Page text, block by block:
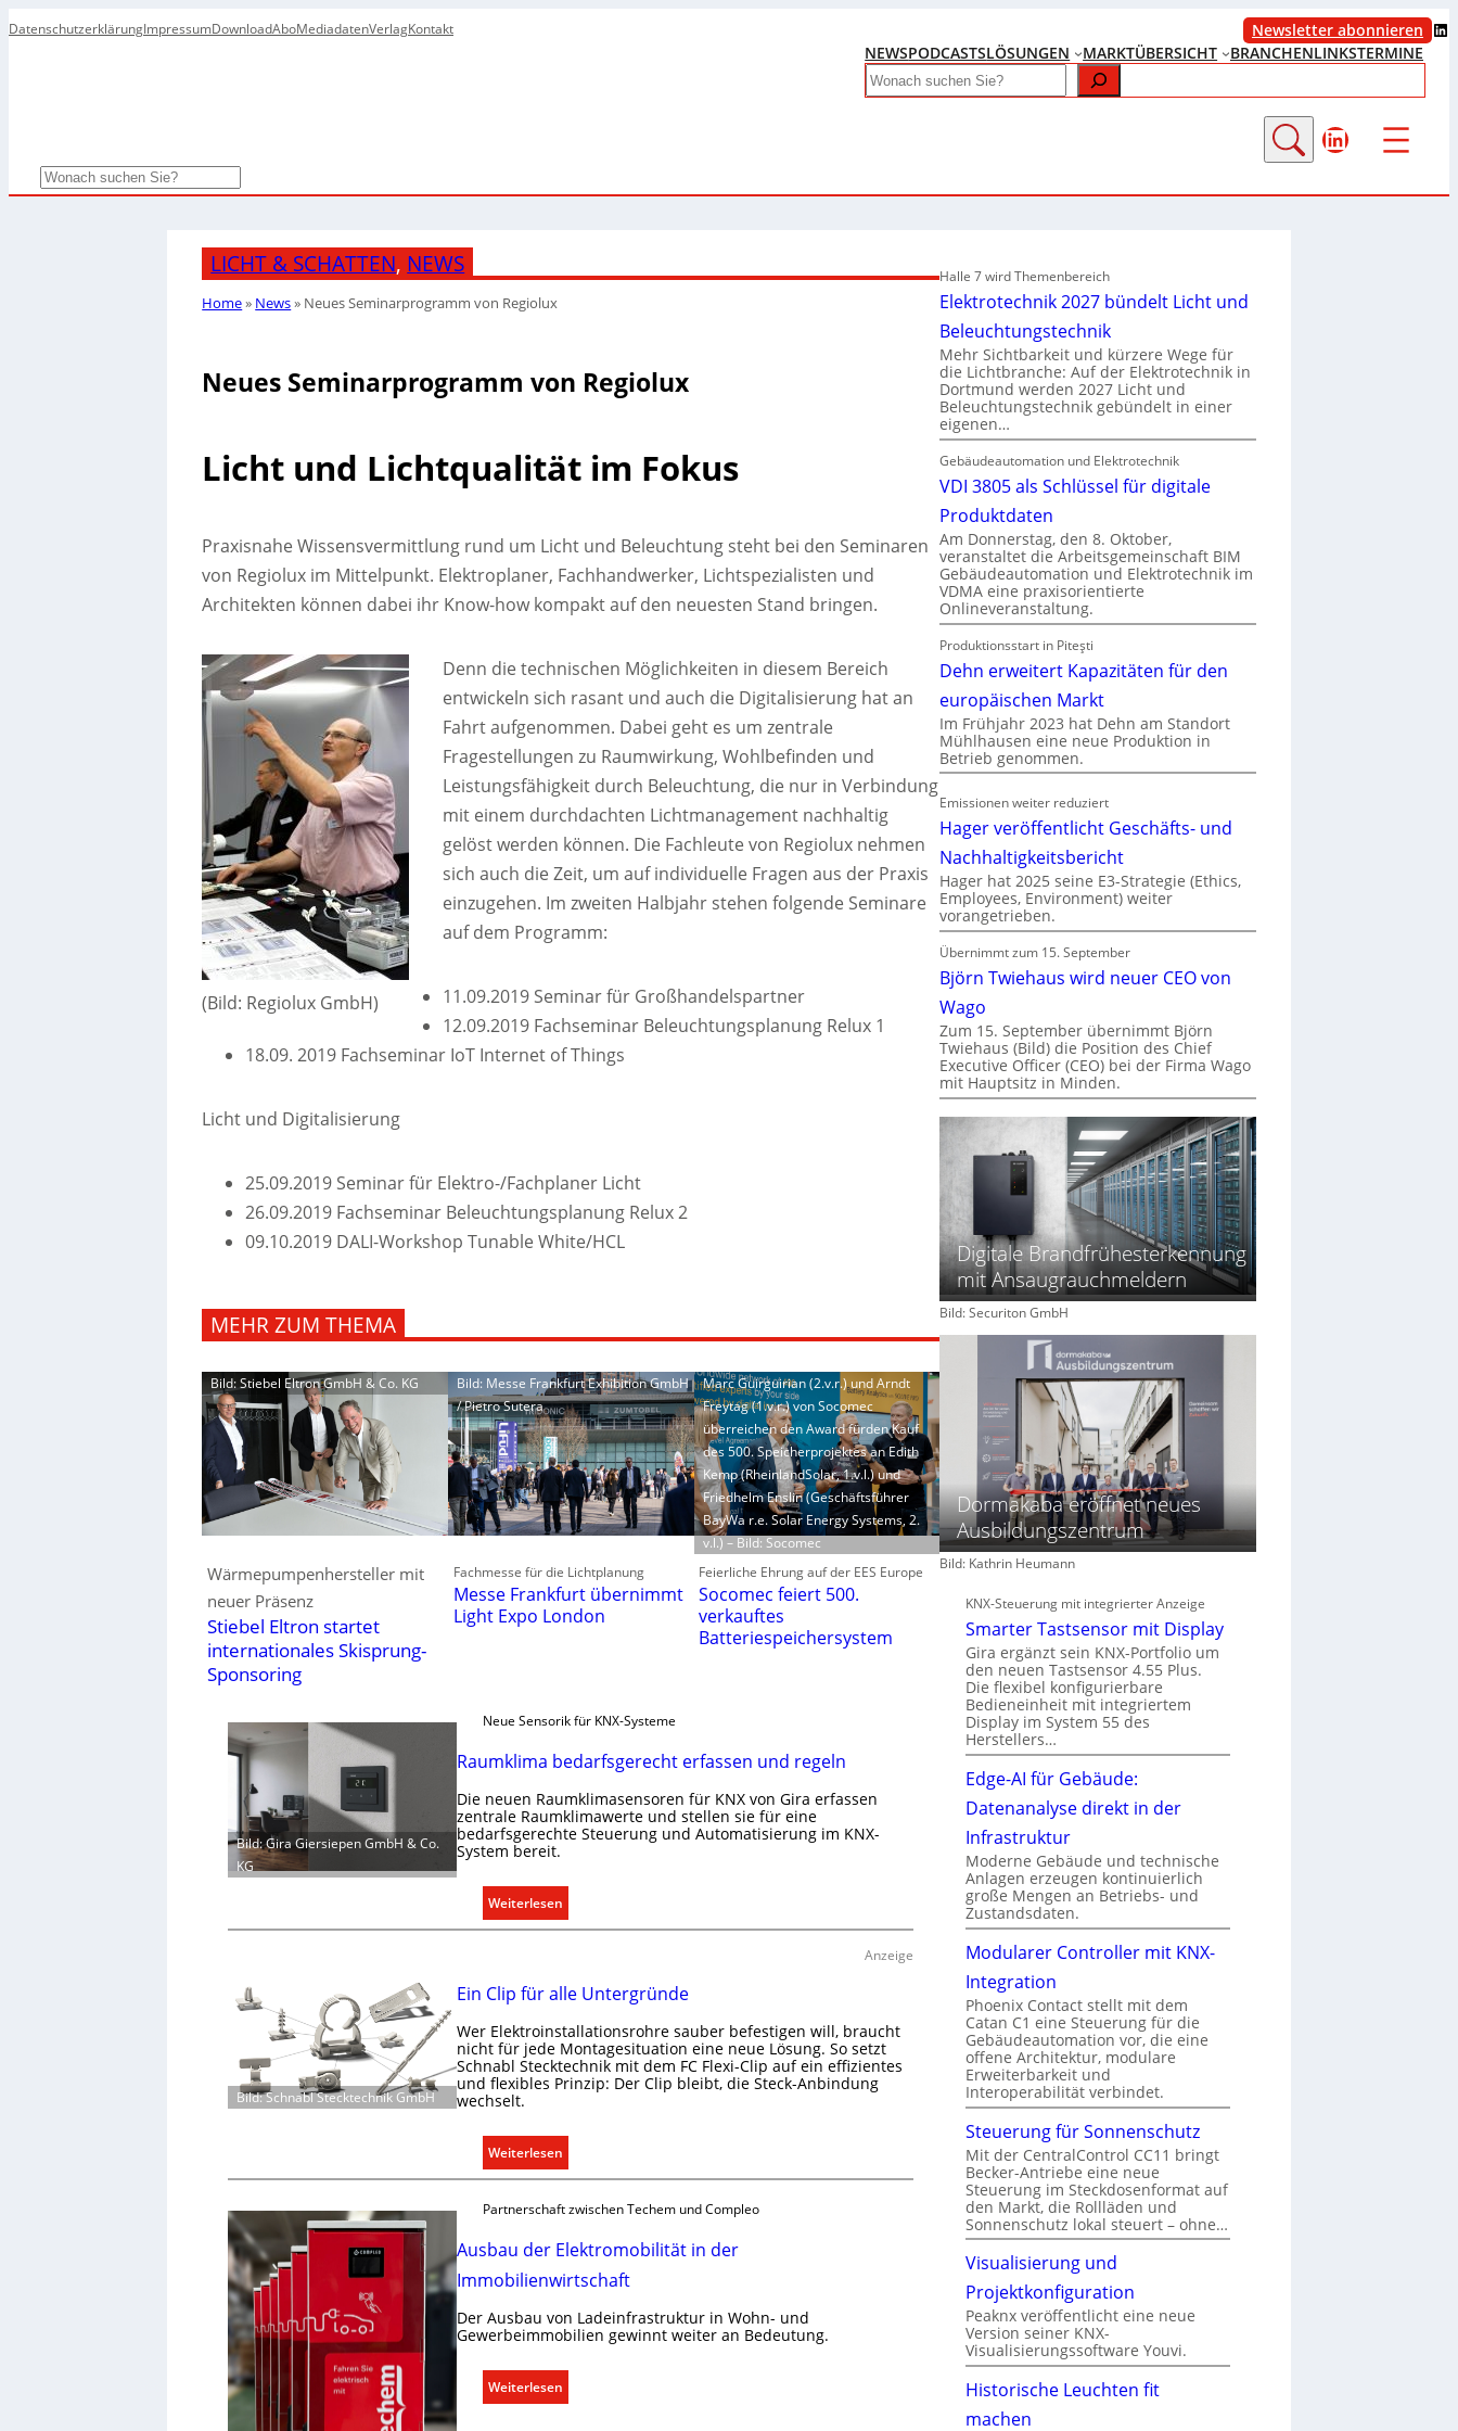
DatenschutzerklärungImpressumDownloadAboMediadatenVerlagKontakt Newsletter abonnieren LinkedIn
NEWSPODCASTSLÖSUNGEN MARKTÜBERSICHT BRANCHENLINKSTERMINE
Search
LinkedIn
Search
LICHT & SCHATTEN, NEWS
Home» News» Neues Seminarprogramm von Regiolux
Neues Seminarprogramm von Regiolux
Licht und Lichtqualität im Fokus
Praxisnahe Wissensvermittlung rund um Licht und Beleuchtung steht bei den Seminaren
von Regiolux im Mittelpunkt. Elektroplaner, Fachhandwerker, Lichtspezialisten und
Architekten können dabei ihr Know-how kompakt auf den neuesten Stand bringen.
(Bild: Regiolux GmbH)
Denn die technischen Möglichkeiten in diesem Bereich
entwickeln sich rasant und auch die Digitalisierung hat an
Fahrt aufgenommen. Dabei geht es um zentrale
Fragestellungen zu Raumwirkung, Wohlbefinden und
Leistungsfähigkeit durch Beleuchtung, die nur in Verbindung
mit einem durchdachten Lichtmanagement nachhaltig
gelöst werden können. Die Fachleute von Regiolux nehmen
sich auch die Zeit, um auf individuelle Fragen aus der Praxis
einzugehen. Im zweiten Halbjahr stehen folgende Seminare
auf dem Programm:
11.09.2019 Seminar für Großhandelspartner
12.09.2019 Fachseminar Beleuchtungsplanung Relux 1
18.09. 2019 Fachseminar IoT Internet of Things
Licht und Digitalisierung
25.09.2019 Seminar für Elektro-/Fachplaner Licht
26.09.2019 Fachseminar Beleuchtungsplanung Relux 2
09.10.2019 DALI-Workshop Tunable White/HCL
MEHR ZUM THEMA
Bild: Stiebel Eltron GmbH & Co. KG
Wärmepumpenhersteller mit
neuer Präsenz
Stiebel Eltron startet
internationales Skisprung-
Sponsoring
Bild: Messe Frankfurt Exhibition GmbH
/ Pietro Sutera
Fachmesse für die Lichtplanung
Messe Frankfurt übernimmt
Light Expo London
Marc Guirguirian (2.v.r.) und Arndt
Freytag (1.v.r.) von Socomec
überreichen den Award fürden Kauf
des 500. Speicherprojektes an Edith
Kemp (RheinlandSolar, 1.v.l.) und
Friedhelm Enslin (Geschäftsführer
BayWa r.e. Solar Energy Systems, 2.
v.l.) – Bild: Socomec
Feierliche Ehrung auf der EES Europe
Socomec feiert 500.
verkauftes
Batteriespeichersystem
Bild: Gira Giersiepen GmbH & Co.
KG
Neue Sensorik für KNX-Systeme
Raumklima bedarfsgerecht erfassen und regeln
Die neuen Raumklimasensoren für KNX von Gira erfassen
zentrale Raumklimawerte und stellen sie für eine
bedarfsgerechte Steuerung und Automatisierung im KNX-
System bereit.
Weiterlesen:
R
m
l
i
m
e
d
f
g
e
r
h
Anzeige
Bild: Schnabl Stecktechnik GmbH
Ein Clip für alle Untergründe
Wer Elektroinstallationsrohre sauber befestigen will, braucht
nicht für jede Montagesituation eine neue Lösung. So setzt
Schnabl Stecktechnik mit dem FC Flexi-Clip auf ein effizientes
und flexibles Prinzip: Der Clip bleibt, die Steck-Anbindung
wechselt.
Weiterlesen:
E
n
C
i
p
f
a
Partnerschaft zwischen Techem und Compleo
Ausbau der Elektromobilität in der
Immobilienwirtschaft
Der Ausbau von Ladeinfrastruktur in Wohn- und
Gewerbeimmobilien gewinnt weiter an Bedeutung.
Weiterlesen:
A
Halle 7 wird Themenbereich
Elektrotechnik 2027 bündelt Licht und
Beleuchtungstechnik
Mehr Sichtbarkeit und kürzere Wege für
die Lichtbranche: Auf der Elektrotechnik in
Dortmund werden 2027 Licht und
Beleuchtungstechnik gebündelt in einer
eigenen…
Gebäudeautomation und Elektrotechnik
VDI 3805 als Schlüssel für digitale
Produktdaten
Am Donnerstag, den 8. Oktober,
veranstaltet die Arbeitsgemeinschaft BIM
Gebäudeautomation und Elektrotechnik im
VDMA eine praxisorientierte
Onlineveranstaltung.
Produktionsstart in Piteşti
Dehn erweitert Kapazitäten für den
europäischen Markt
Im Frühjahr 2023 hat Dehn am Standort
Mühlhausen eine neue Produktion in
Betrieb genommen.
Emissionen weiter reduziert
Hager veröffentlicht Geschäfts- und
Nachhaltigkeitsbericht
Hager hat 2025 seine E3-Strategie (Ethics,
Employees, Environment) weiter
vorangetrieben.
Übernimmt zum 15. September
Björn Twiehaus wird neuer CEO von
Wago
Zum 15. September übernimmt Björn
Twiehaus (Bild) die Position des Chief
Executive Officer (CEO) bei der Firma Wago
mit Hauptsitz in Minden.
Digitale Brandfrühesterkennung
mit Ansaugrauchmeldern
Bild: Securiton GmbH
Dormakaba eröffnet neues
Ausbildungszentrum
Bild: Kathrin Heumann
KNX-Steuerung mit integrierter Anzeige
Smarter Tastsensor mit Display
Gira ergänzt sein KNX-Portfolio um
den neuen Tastsensor 4.55 Plus.
Die flexibel konfigurierbare
Bedieneinheit mit integriertem
Display im System 55 des
Herstellers…
Edge-AI für Gebäude:
Datenanalyse direkt in der
Infrastruktur
Moderne Gebäude und technische
Anlagen erzeugen kontinuierlich
große Mengen an Betriebs- und
Zustandsdaten.
Modularer Controller mit KNX-
Integration
Phoenix Contact stellt mit dem
Catan C1 eine Steuerung für die
Gebäudeautomation vor, die eine
offene Architektur, modulare
Erweiterbarkeit und
Interoperabilität verbindet.
Steuerung für Sonnenschutz
Mit der CentralControl CC11 bringt
Becker-Antriebe eine neue
Steuerung im Steckdosenformat auf
den Markt, die Rollläden und
Sonnenschutz lokal steuert – ohne…
Visualisierung und
Projektkonfiguration
Peaknx veröffentlicht eine neue
Version seiner KNX-
Visualisierungssoftware Youvi.
Historische Leuchten fit
machen